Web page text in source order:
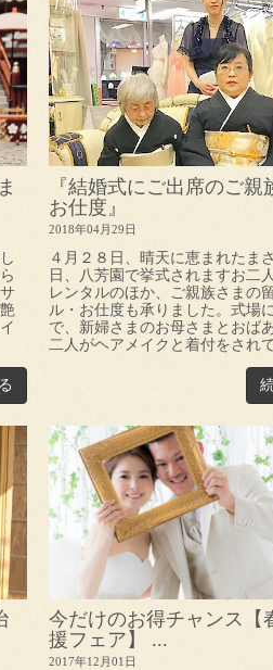
『結婚式にご出席のご親
お仕度』
2018年04月29日
４月２８日、晴天に恵まれたま
日、八芳園で挙式されますお二
レンタルのほか、ご親族さまの
ル・お仕度も承りました。式場
で、新婦さまのお母さまとおば
二人がヘアメイクと着付をされて
今だけのお得チャンス【
援フェア】 ...
2017年12月01日